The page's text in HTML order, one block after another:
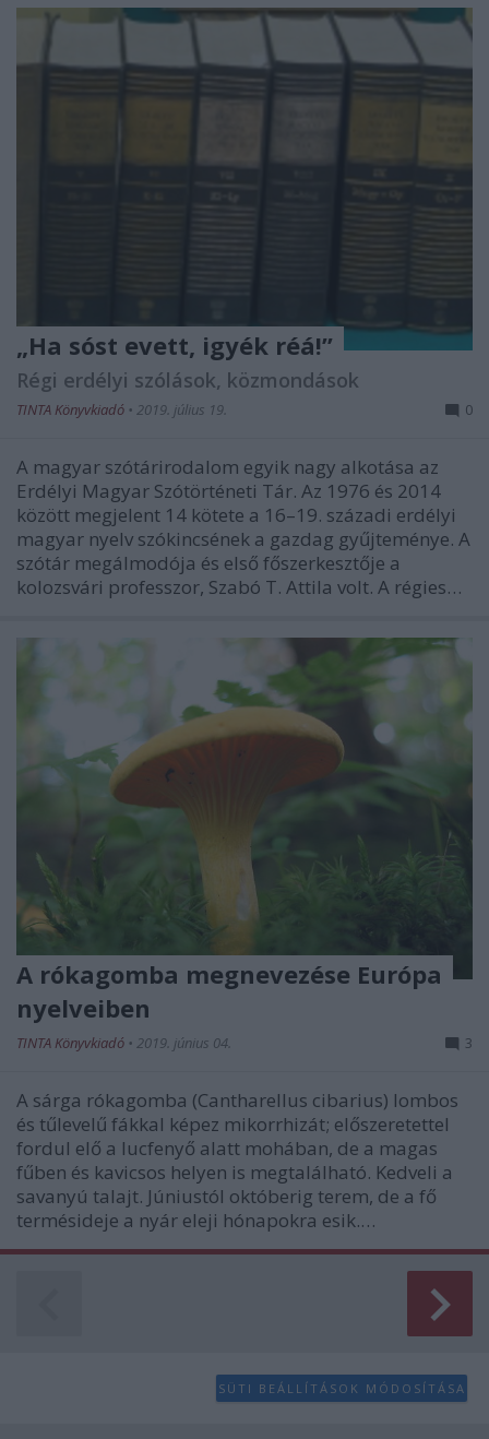
„Ha sóst evett, igyék réá!’’
Régi erdélyi szólások, közmondások
TINTA Könyvkiadó • 2019. július 19. 0
A magyar szótárirodalom egyik nagy alkotása az
Erdélyi Magyar Szótörténeti Tár. Az 1976 és 2014
között megjelent 14 kötete a 16–19. századi erdélyi
magyar nyelv szókincsének a gazdag gyűjteménye. A
szótár megálmodója és első főszerkesztője a
kolozsvári professzor, Szabó T. Attila volt. A régies…
A rókagomba megnevezése Európa
nyelveiben
TINTA Könyvkiadó • 2019. június 04. 3
A sárga rókagomba (Cantharellus cibarius) lombos
és tűlevelű fákkal képez mikorrhizát; előszeretettel
fordul elő a lucfenyő alatt mohában, de a magas
fűben és kavicsos helyen is megtalálható. Kedveli a
savanyú talajt. Júniustól októberig terem, de a fő
termésideje a nyár eleji hónapokra esik.…
SÜTI BEÁLLÍTÁSOK MÓDOSÍTÁSA